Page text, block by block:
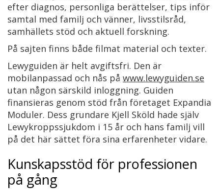
efter diagnos, personliga berättelser, tips inför
samtal med familj och vänner, livsstilsråd,
samhällets stöd och aktuell forskning.
På sajten finns både filmat material och texter.
Lewyguiden är helt avgiftsfri. Den är
mobilanpassad och nås på www.lewyguiden.se
utan någon särskild inloggning. Guiden
finansieras genom stöd från företaget Expandia
Moduler. Dess grundare Kjell Sköld hade själv
Lewykroppssjukdom i 15 år och hans familj vill
på det här sättet föra sina erfarenheter vidare.
Kunskapsstöd för professionen
på gång